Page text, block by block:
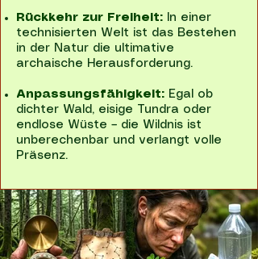
Rückkehr zur Freiheit:
In einer
technisierten Welt ist das Bestehen
in der Natur die ultimative
archaische Herausforderung.
Anpassungsfähigkeit: Egal ob
dichter Wald, eisige Tundra oder
endlose Wüste – die Wildnis ist
unberechenbar und verlangt volle
Präsenz.